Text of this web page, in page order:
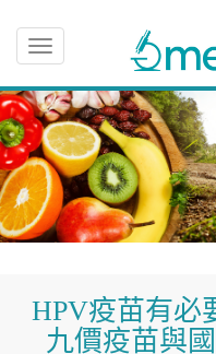
Toggle
navigation
HPV疫苗有必
九價疫苗與